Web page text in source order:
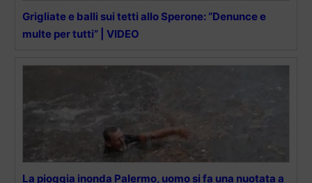
Grigliate e balli sui tetti allo Sperone: “Denunce e
multe per tutti” | VIDEO
La pioggia inonda Palermo, uomo si fa una nuotata a